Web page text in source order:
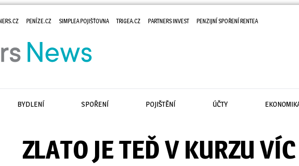
ZLATO JE TEĎ V KURZU
PENÍZE.CZ SIMPLEA POJIŠŤOVNA TRIGEA.CZ PARTNERS INVEST PENZIJNÍ SPOŘENÍ RENTEA
BYDLENÍ SPOŘENÍ POJIŠTĚNÍ ÚČTY